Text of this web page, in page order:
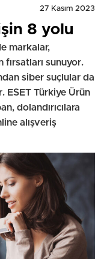
27 Kasım 2023
8 yolu
markalar,
sunuyor.
siber suçlular da
ESET Türkiye Ürün
dolandırıcılara
alışveriş